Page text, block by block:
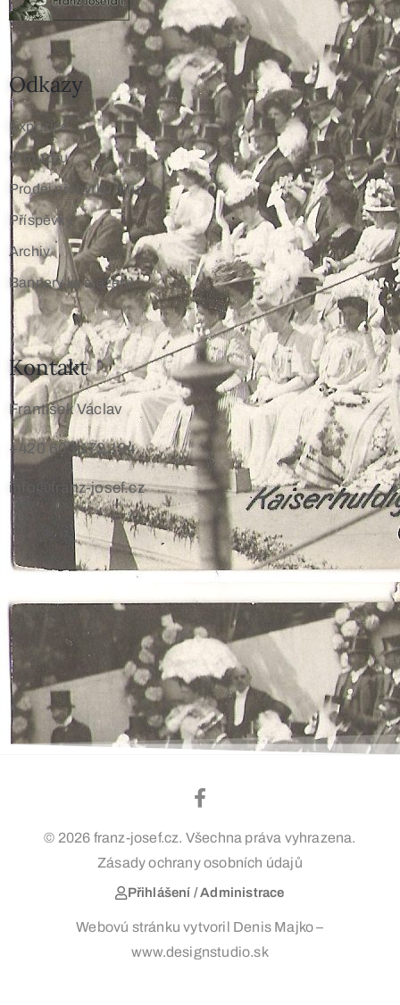
Odkazy
Expozice
O muzeu
Prodej přebytků muzea
Příspěvky
Archiv
Bannery ke stažení
Kontakt
František Václav
+420 603 172 194
info@franz-josef.cz
© 2026 franz-josef.cz. Všechna práva vyhrazena.
Zásady ochrany osobních údajů
Přihlášení / Administrace
Webovú stránku vytvoril Denis Majko –
www.designstudio.sk